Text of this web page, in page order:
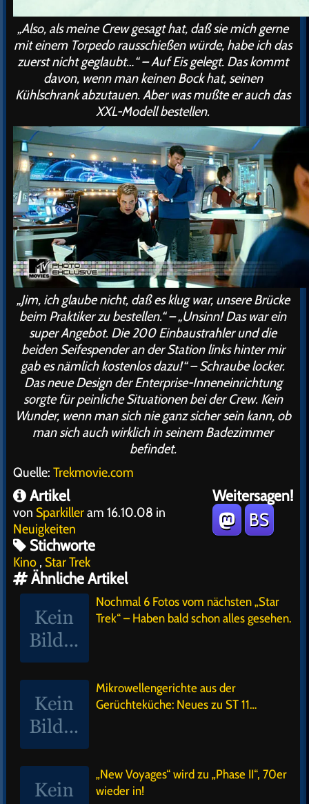
„Also, als meine Crew gesagt hat, daß sie mich gerne
mit einem Torpedo rausschießen würde, habe ich das
zuerst nicht geglaubt…“ – Auf Eis gelegt. Das kommt
davon, wenn man keinen Bock hat, seinen
Kühlschrank abzutauen. Aber was mußte er auch das
XXL-Modell bestellen.
„Jim, ich glaube nicht, daß es klug war, unsere Brücke
beim Praktiker zu bestellen.“ – „Unsinn! Das war ein
super Angebot. Die 200 Einbaustrahler und die
beiden Seifespender an der Station links hinter mir
gab es nämlichkostenlosdazu!“ – Schraube locker.
Das neue Design der Enterprise-Inneneinrichtung
sorgte für peinliche Situationen bei der Crew. Kein
Wunder, wenn man sich nie ganz sicher sein kann, ob
man sich auch wirklich in seinem Badezimmer
befindet.
Quelle: Trekmovie.com
Weitersagen!
BS
Artikel
von Sparkilleram 16.10.08 in
Neuigkeiten
Stichworte
Kino , Star Trek
Ähnliche Artikel
Nochmal 6 Fotos vom nächsten „Star
Trek“ – Haben bald schon alles gesehen.
Mikrowellengerichte aus der
Gerüchteküche: Neues zu ST 11…
„New Voyages“ wird zu „Phase II“, 70er
wieder in!